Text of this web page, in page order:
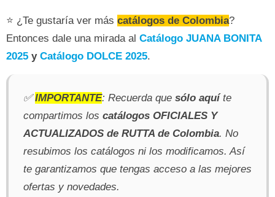
⭐ ¿Te gustaría ver más catálogos de Colombia?
Entonces dale una mirada al Catálogo JUANA BONITA
2025 y Catálogo DOLCE 2025.
✅IMPORTANTE: Recuerda que sólo aquíte
compartimos los catálogos OFICIALES Y
ACTUALIZADOS de RUTTA de Colombia. No
resubimos los catálogos ni los modificamos. Así
te garantizamos que tengas acceso a las mejores
ofertas y novedades.